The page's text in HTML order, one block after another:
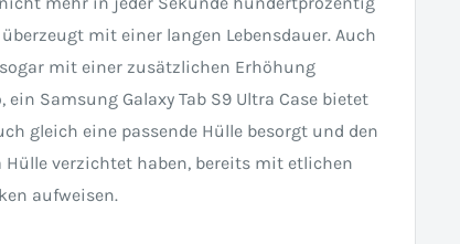
mit einer langen Lebensdauer. Auch
mit einer zusätzlichen Erhöhung
Samsung Galaxy Tab S9 Ultra Case bietet
gleich eine passende Hülle besorgt und den
Hülle verzichtet haben, bereits mit etlichen
aufweisen.